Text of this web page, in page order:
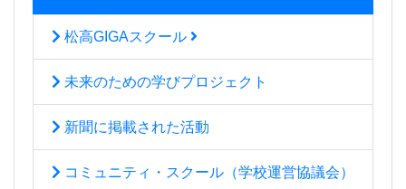
松高GIGAスクール
未来のための学びプロジェクト
新聞に掲載された活動
コミュニティ・スクール（学校運営協議会）